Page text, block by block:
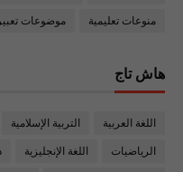
منوعات تعليمية موضوعات تعبير
هاش تاج
اللغة العربية التربية الإسلامية
الرياضيات اللغة الإنجليزية